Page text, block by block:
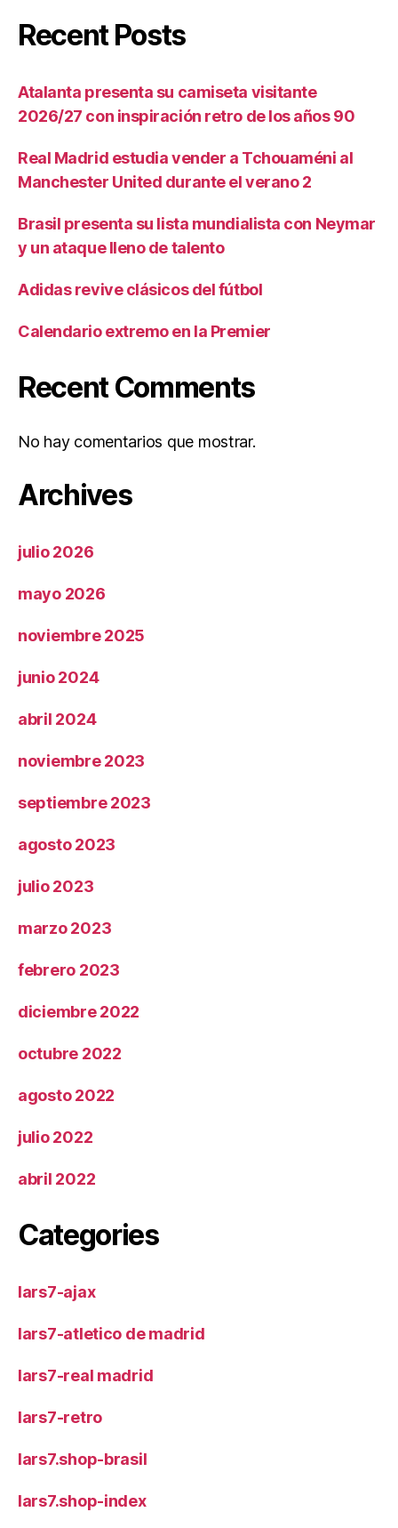
Recent Posts
Atalanta presenta su camiseta visitante
2026/27 con inspiración retro de los años 90
Real Madrid estudia vender a Tchouaméni al
Manchester United durante el verano 2
Brasil presenta su lista mundialista con Neymar
y un ataque lleno de talento
Adidas revive clásicos del fútbol
Calendario extremo en la Premier
Recent Comments
No hay comentarios que mostrar.
Archives
julio 2026
mayo 2026
noviembre 2025
junio 2024
abril 2024
noviembre 2023
septiembre 2023
agosto 2023
julio 2023
marzo 2023
febrero 2023
diciembre 2022
octubre 2022
agosto 2022
julio 2022
abril 2022
Categories
lars7-ajax
lars7-atletico de madrid
lars7-real madrid
lars7-retro
lars7.shop-brasil
lars7.shop-index